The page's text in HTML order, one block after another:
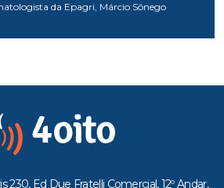
da Epagri, Márcio Sônego
230, Ed Due Fratelli Comercial, 12º Andar,